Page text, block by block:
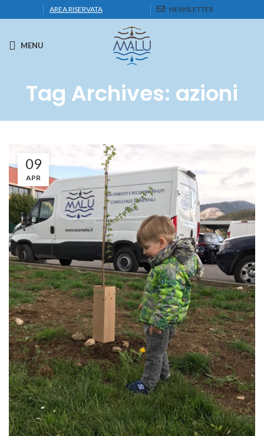
AREA RISERVATA NEWSLETTER
MENU
Tag Archives: azioni
09
APR